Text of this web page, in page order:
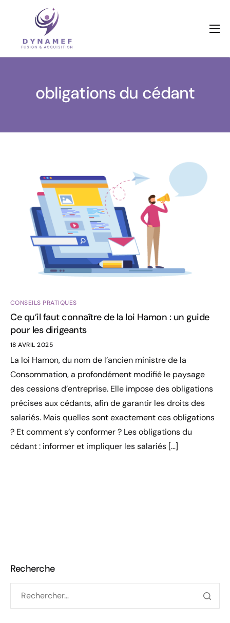
Qui sommes nous ?
Références
Dossiers en cours
Livres blancs
obligations du cédant
CONSEILS PRATIQUES
Ce qu’il faut connaître de la loi Hamon : un guide
pour les dirigeants
18 AVRIL 2025
La loi Hamon, du nom de l’ancien ministre de la
Consommation, a profondément modifié le paysage
des cessions d’entreprise. Elle impose des obligations
précises aux cédants, afin de garantir les droits des
salariés. Mais quelles sont exactement ces obligations
? Et comment s’y conformer ? Les obligations du
cédant : informer et impliquer les salariés […]
Recherche